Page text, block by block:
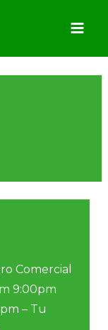
Comercial
9:00pm
– Tu